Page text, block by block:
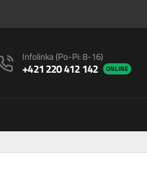
Infolinka(Po-Pi: 8-16)
+421 220 412 142 ONLINE